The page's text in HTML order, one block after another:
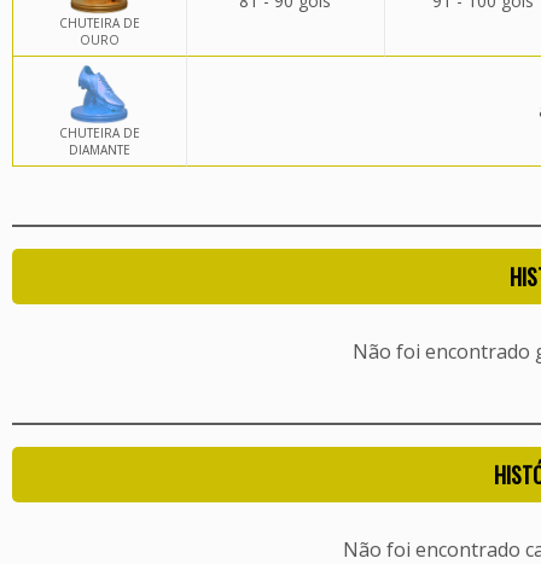
CHUTEIRA DE
OURO
CHUTEIRA DE
DIAMANTE
Não foi encontrado
Não foi encontrado